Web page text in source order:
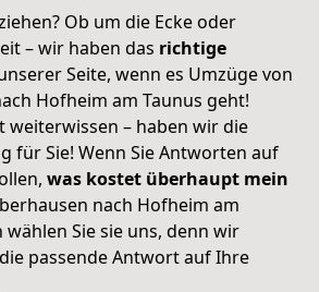
Ob um die Ecke oder
– wir haben das richtige
Seite, wenn es Umzüge von
Hofheim am Taunus geht!
weiterwissen – haben wir die
für Sie! Wenn Sie Antworten auf
was kostet überhaupt mein
nach Hofheim am
wählen Sie sie uns, denn wir
passende Antwort auf Ihre